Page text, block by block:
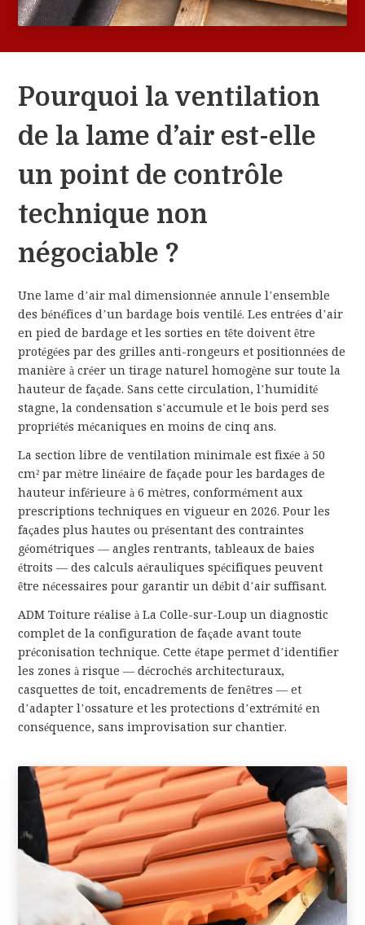
Pourquoi la ventilation
de la lame d’air est-elle
un point de contrôle
technique non
négociable ?
Une lame d’air mal dimensionnée annule l’ensemble
des bénéfices d’un bardage bois ventilé. Les entrées d’air
en pied de bardage et les sorties en tête doivent être
protégées par des grilles anti-rongeurs et positionnées de
manière à créer un tirage naturel homogène sur toute la
hauteur de façade. Sans cette circulation, l’humidité
stagne, la condensation s’accumule et le bois perd ses
propriétés mécaniques en moins de cinq ans.
La section libre de ventilation minimale est fixée à 50
cm² par mètre linéaire de façade pour les bardages de
hauteur inférieure à 6 mètres, conformément aux
prescriptions techniques en vigueur en 2026. Pour les
façades plus hautes ou présentant des contraintes
géométriques — angles rentrants, tableaux de baies
étroits — des calculs aérauliques spécifiques peuvent
être nécessaires pour garantir un débit d’air suffisant.
ADM Toiture réalise à La Colle-sur-Loup un diagnostic
complet de la configuration de façade avant toute
préconisation technique. Cette étape permet d’identifier
les zones à risque — décrochés architecturaux,
casquettes de toit, encadrements de fenêtres — et
d’adapter l’ossature et les protections d’extrémité en
conséquence, sans improvisation sur chantier.